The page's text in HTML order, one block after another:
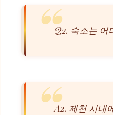
Q2. 숙소는 어
A2. 제천 시내